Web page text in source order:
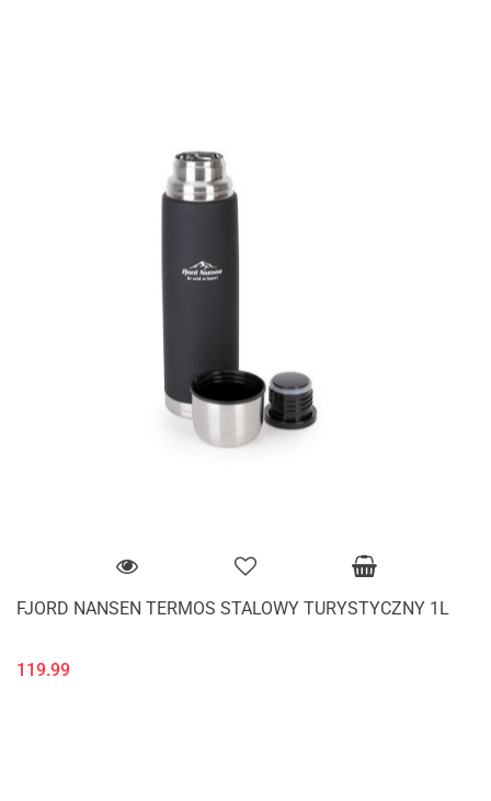
FJORD NANSEN TERMOS STALOWY TURYSTYCZNY 1L
119.99